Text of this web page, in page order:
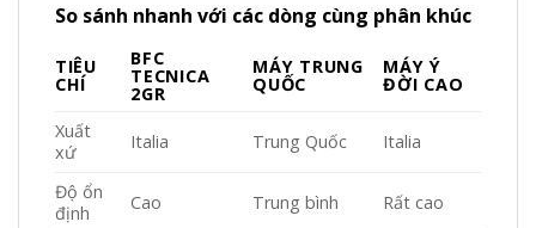
So sánh nhanh với các dòng cùng phân khúc
TIÊU
CHÍ
BFC
TECNICA
2GR
MÁY TRUNG
QUỐC
MÁY Ý
ĐỜI CAO
Xuất
xứ
Italia Trung Quốc Italia
Độ ổn
định
Cao Trung bình Rất cao